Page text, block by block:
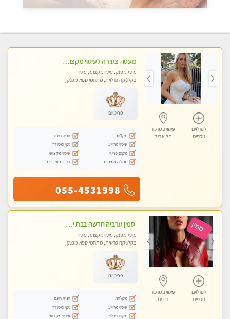
לפרטים
נוספים
עיסוי במרכז
תל-אביב
מעסה צעירה לעיסוי מקצועי בבת-ים ללא מין !!
עיסוי מפנק, עיסוי מקצועי, עיסוי
בקלניקה פרטית, מתחמי ספא מפנק,
פרימיום
מקלחת
חניה חינם
עיסוי מרגיע
נקי ומסודר
מקום פרטי
עיסוי מקצועי
תמונה אמיתית
דוברת עיברית
055-4531998
לפרטים
נוספים
עיסוי במרכז
בת ים
יסמין ערביה חדשה בבת ים חדש חדש .כל סוגי העיסויים במקום הכי מושלם בעיר בת ים . highly recommended..new in the city
עיסוי מפנק, עיסוי מקצועי, עיסוי
בקלניקה פרטית, מתחמי ספא מפנק,
טנטרה
פרימיום
מקלחת
חניה חינם
עיסוי מרגיע
נקי ומסודר
מקום פרטי
עיסוי מקצועי